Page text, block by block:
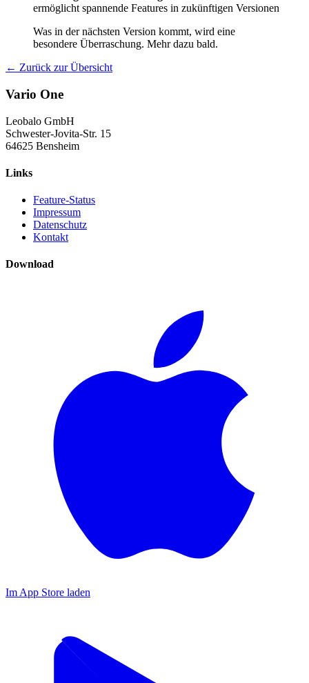
ermöglicht spannende Features in zukünftigen Versionen
Was in der nächsten Version kommt, wird eine
besondere Überraschung. Mehr dazu bald.
← Zurück zur Übersicht
Vario One
Leobalo GmbH
Schwester-Jovita-Str. 15
64625 Bensheim
Links
Feature-Status
Impressum
Datenschutz
Kontakt
Download
Im App Store laden